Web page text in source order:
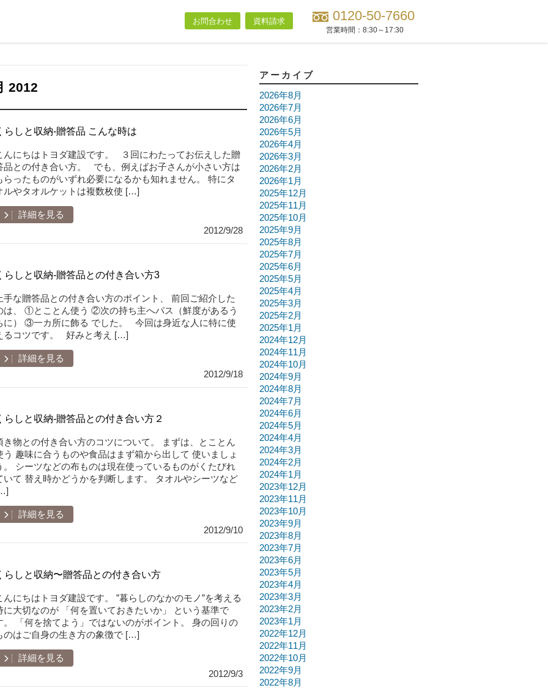
お問合わせ 資料請求 0120-50-7660
営業時間： 8:30～17:30
2012
らしと収納-贈答品 こんな時は
んにちはトヨダ建設です。 ３回にわたってお伝えした贈
品との付き合い方。 でも、例えばお子さんが小さい方は
らったものがいずれ必要になるかも知れません。 特にタ
ルやタオルケットは複数枚使 […]
詳細を見る
2012/9/28
らしと収納-贈答品との付き合い方3
手な贈答品との付き合い方のポイント、 前回ご紹介した
は、 ①とことん使う ②次の持ち主へパス（鮮度があるう
に） ③一カ所に飾る でした。 今回は身近な人に特に使
るコツです。 好みと考え […]
詳細を見る
2012/9/18
らしと収納-贈答品との付き合い方２
き物との付き合い方のコツについて。 まずは、とことん
う 趣味に合うものや食品はまず箱から出して 使いましょ
。 シーツなどの布ものは現在使っているものがくたびれ
いて 替え時かどうかを判断します。 タオルやシーツなど
詳細を見る
2012/9/10
らしと収納〜贈答品との付き合い方
んにちはトヨダ建設です。 ”暮らしのなかのモノ”を考える
に大切なのが 「何を置いておきたいか」 という基準で
。 「何を捨てよう」ではないのがポイント。 身の回りの
のはご自身の生き方の象徴で […]
詳細を見る
2012/9/3
アーカイブ
2026年8月
2026年7月
2026年6月
2026年5月
2026年4月
2026年3月
2026年2月
2026年1月
2025年12月
2025年11月
2025年10月
2025年9月
2025年8月
2025年7月
2025年6月
2025年5月
2025年4月
2025年3月
2025年2月
2025年1月
2024年12月
2024年11月
2024年10月
2024年9月
2024年8月
2024年7月
2024年6月
2024年5月
2024年4月
2024年3月
2024年2月
2024年1月
2023年12月
2023年11月
2023年10月
2023年9月
2023年8月
2023年7月
2023年6月
2023年5月
2023年4月
2023年3月
2023年2月
2023年1月
2022年12月
2022年11月
2022年10月
2022年9月
2022年8月